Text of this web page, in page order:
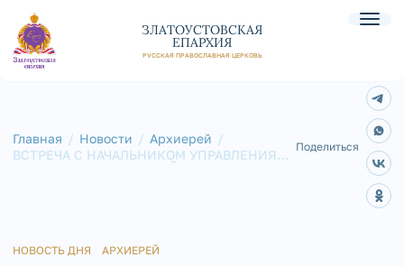
ЗЛАТОУСТОВСКАЯ
ЕПАРХИЯ
РУССКАЯ ПРАВОСЛАВНАЯ ЦЕРКОВЬ
Главная Новости
Архиерей
ВСТРЕЧА С НАЧАЛЬНИКОМ УПРАВЛЕНИЯ
ОБЩЕСТВЕННЫХ СВЯЗЕЙ ПРАВИТЕЛЬСТВА
Поделиться
НОВОСТЬ ДНЯ АРХИЕРЕЙ